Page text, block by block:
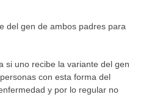
del gen de ambos padres para
si uno recibe la variante del gen
con esta forma del
y por lo regular no